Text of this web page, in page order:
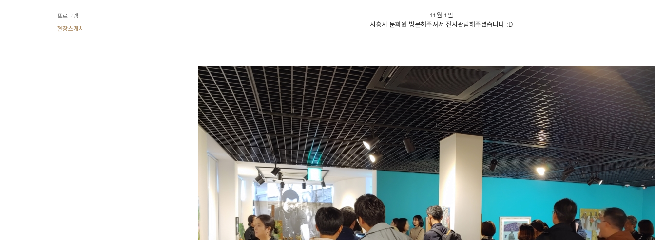
11월 1일
시흥시 문화원 방문해주셔서 전시관람해주셨습니다 :D
프로그램
현장스케치